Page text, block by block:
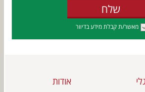
שלח
מאשר/ת קבלת מידע בדיוור
אודות